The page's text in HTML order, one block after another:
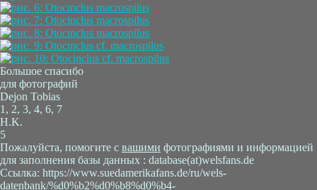
Большое спасибо
для фотографий
Dejon Tobias
1, 2, 3, 4, 6, 7
H.K.
5
Пожалуйста, помогите с вашими фотографиями и информацией
для заполнения базы данных : database(at)welsfans.de
Ссылка: https://www.suedamerikafans.de/ru/wels-
datenbank/%d0%b2%d0%b8%d0%b4-